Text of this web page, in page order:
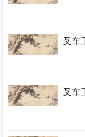
叉车
叉车